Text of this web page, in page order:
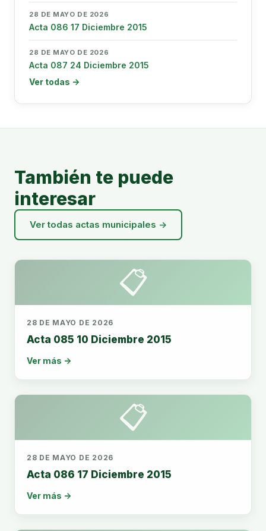
28 DE MAYO DE 2026
Acta 086 17 Diciembre 2015
28 DE MAYO DE 2026
Acta 087 24 Diciembre 2015
Ver todas →
También te puede
interesar
Ver todas actas municipales →
📋
28 DE MAYO DE 2026
Acta 085 10 Diciembre 2015
Ver más →
📋
28 DE MAYO DE 2026
Acta 086 17 Diciembre 2015
Ver más →